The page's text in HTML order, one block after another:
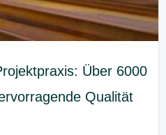
Über 6000
Qualität